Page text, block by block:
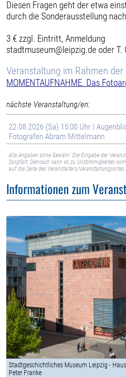
Diesen Fragen geht der etwa
durch die Sonderausstellung
3 € zzgl. Eintritt, Anmeldung
stadtmuseum@leipzig.de oder T.
Veranstaltung im Rahmen der
MOMENTAUFNAHME. Das
nächste Veranstaltung/en:
22.08.2026 (Sa) 15:00 Uhr |
Fotografen Abram Mittelmann
Alle Angaben ohne Gewähr. Die Eingabe der
Sorgfalt. Dennoch kann es zu Unstimmigkeiten
auf die Seite des Veranstalters/Veranstaltungsortes.
Informationen zum
Stadtgeschichtliches Museum Leipzig -
Peter Franke